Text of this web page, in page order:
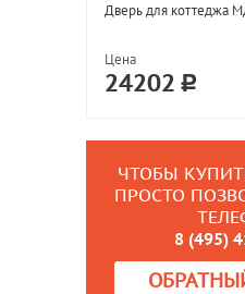
Дверь для коттеджа
Цена
24202
ЧТОБЫ
ПРОСТО
8 (495)